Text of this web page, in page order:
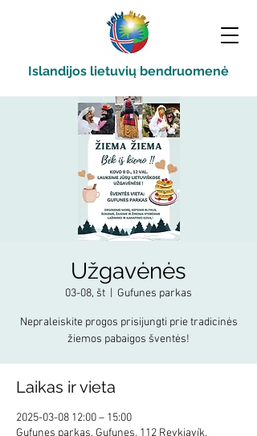
Islandijos lietuvių bendruomenė
Užgavėnės
03-08, št Gufunes parkas
Nepraleiskite progos prisijungti prie tradicinės
žiemos pabaigos šventės!
Laikas ir vieta
2025-03-08 12:00 – 15:00
Gufunes parkas, Gufunes, 112 Reykjavík,